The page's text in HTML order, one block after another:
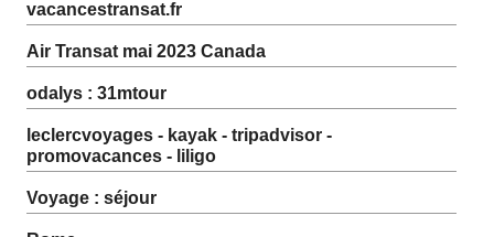
vacancestransat.fr
Air Transat mai 2023 Canada
odalys : 31mtour
leclercvoyages - kayak - tripadvisor -
promovacances - liligo
Voyage : séjour